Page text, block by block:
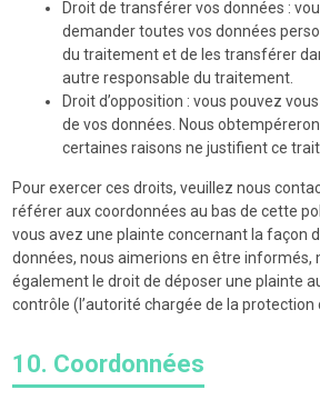
Droit de transférer vos données :
demander toutes vos données
du traitement et de les transférer
autre responsable du traitement.
Droit d’opposition : vous pouvez
de vos données. Nous
certaines raisons ne justifient ce
Pour exercer ces droits, veuillez nous
référer aux coordonnées au bas de cette
vous avez une plainte concernant la façon
données, nous aimerions en être informés,
également le droit de déposer une plainte
contrôle (l’autorité chargée de la protection
10. Coordonnées